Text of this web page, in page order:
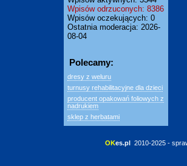
Wpisów odrzuconych: 8386
Wpisów oczekujących: 0
Ostatnia moderacja: 2026-
08-04
Polecamy:
dresy z weluru
turnusy rehabilitacyjne dla dzieci
producent opakowań foliowych z
nadrukiem
sklep z herbatami
OKes.pl 2010-2025 -